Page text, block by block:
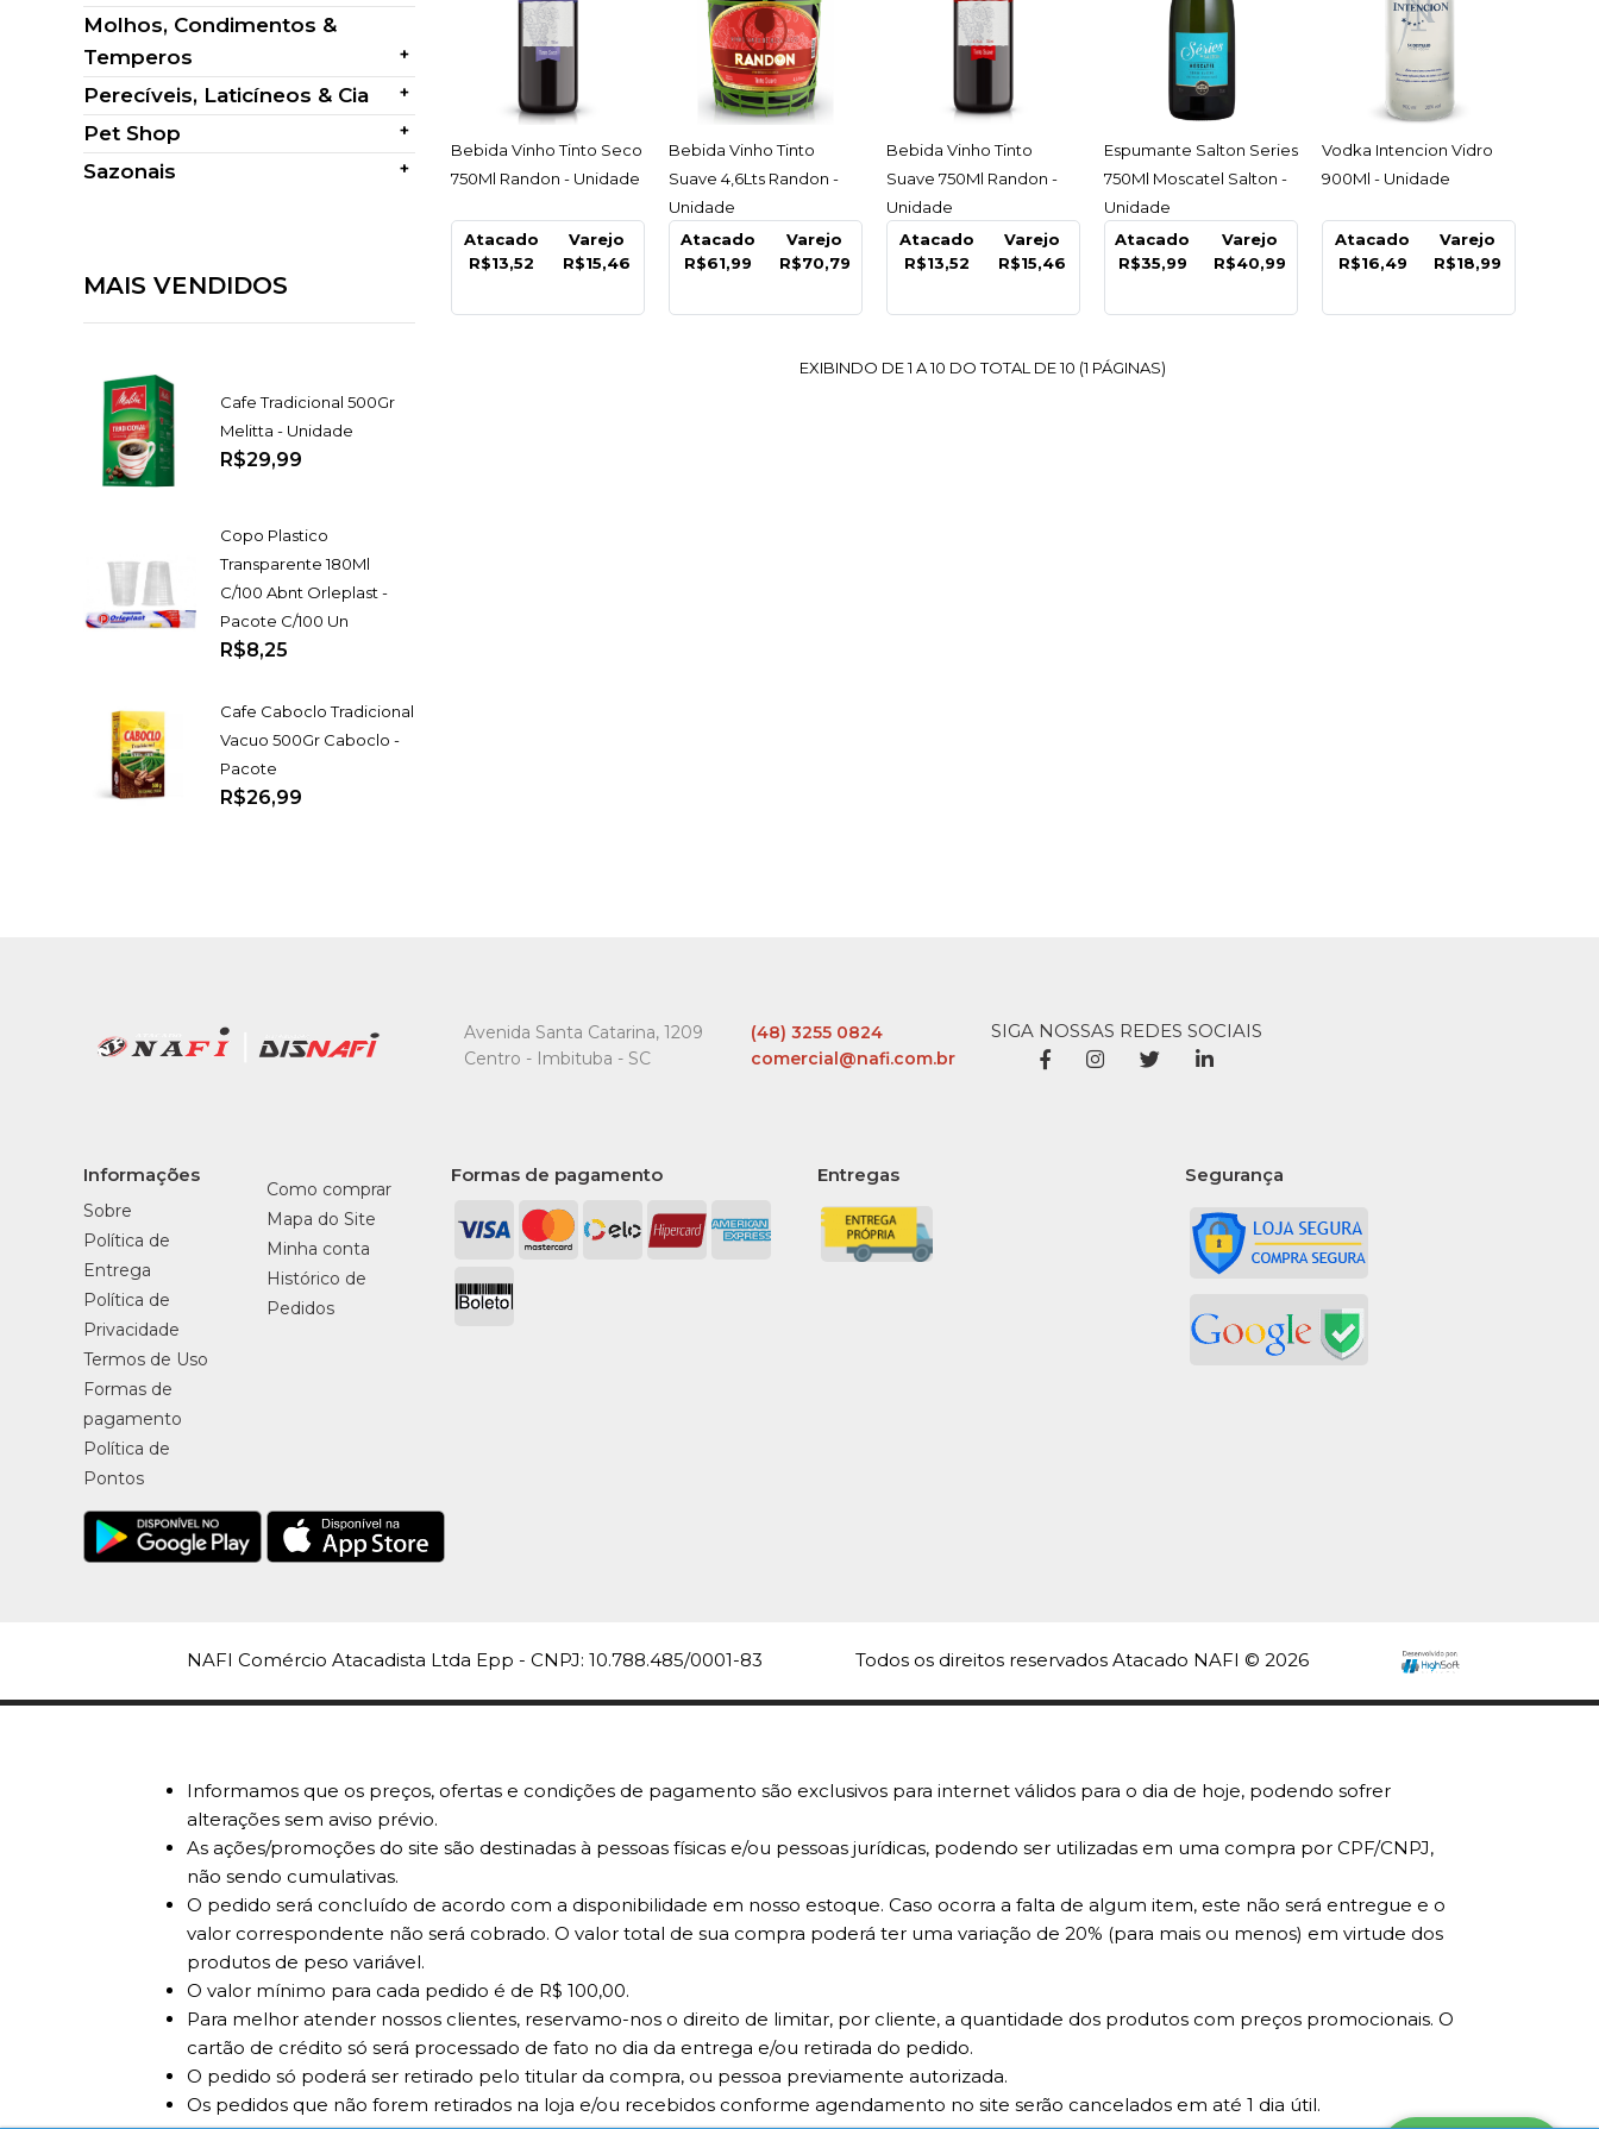
Molhos, Condimentos &
Temperos
+
Perecíveis, Laticíneos & Cia +
Pet Shop +
Sazonais +
MAIS VENDIDOS
Cafe Tradicional 500Gr
Melitta - Unidade
R$29,99
Copo Plastico
Transparente 180Ml
C/100 Abnt Orleplast -
Pacote C/100 Un
R$8,25
Cafe Caboclo Tradicional
Vacuo 500Gr Caboclo -
Pacote
R$26,99
RANDON
Bebida Coquetel Alcoolico
Cantinho Do Vale 2 Lt Pet
R$17,49
COMPRAR
R$18,35
COMPARAR LISTA DE DESEJO
RANDON
ACESSAR
Bebida Vinho Tinto Seco
750Ml Randon - Unidade
Atacado
R$13,52
Varejo
R$15,46
ACESSAR
Bebida Vinho Tinto
Suave 4,6Lts Randon -
Unidade
Atacado
R$61,99
Varejo
R$70,79
ACESSAR
Bebida Vinho Tinto
Suave 750Ml Randon -
Unidade
Atacado
R$13,52
Varejo
R$15,46
ACESSAR
Espumante Salton Series
750Ml Moscatel Salton -
Unidade
Atacado
R$35,99
Varejo
R$40,99
ACESSAR
Vodka Intencion Vidro
900Ml - Unidade
Atacado
R$16,49
Varejo
R$18,99
EXIBINDO DE 1 A 10 DO TOTAL DE 10 (1 PÁGINAS)
Avenida Santa Catarina, 1209
Centro - Imbituba - SC
(48) 3255 0824
comercial@nafi.com.br
SIGA NOSSAS REDES SOCIAIS
Informações
Sobre
Política de
Entrega
Política de
Privacidade
Termos de Uso
Formas de
pagamento
Política de
Pontos
Como comprar
Mapa do Site
Minha conta
Histórico de
Pedidos
Formas de pagamento Entregas Segurança
NAFI Comércio Atacadista Ltda Epp - CNPJ: 10.788.485/0001-83 Todos os direitos reservados Atacado NAFI © 2026
Informamos que os preços, ofertas e condições de pagamento são exclusivos para internet válidos para o dia de hoje, podendo sofrer
alterações sem aviso prévio.
As ações/promoções do site são destinadas à pessoas físicas e/ou pessoas jurídicas, podendo ser utilizadas em uma compra por CPF/CNPJ,
não sendo cumulativas.
O pedido será concluído de acordo com a disponibilidade em nosso estoque. Caso ocorra a falta de algum item, este não será entregue e o
valor correspondente não será cobrado. O valor total de sua compra poderá ter uma variação de 20% (para mais ou menos) em virtude dos
produtos de peso variável.
O valor mínimo para cada pedido é de R$ 100,00.
Para melhor atender nossos clientes, reservamo-nos o direito de limitar, por cliente, a quantidade dos produtos com preços promocionais. O
cartão de crédito só será processado de fato no dia da entrega e/ou retirada do pedido.
O pedido só poderá ser retirado pelo titular da compra, ou pessoa previamente autorizada.
Os pedidos que não forem retirados na loja e/ou recebidos conforme agendamento no site serão cancelados em até 1 dia útil.